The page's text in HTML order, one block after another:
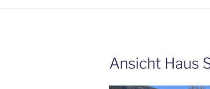
Ansicht Haus